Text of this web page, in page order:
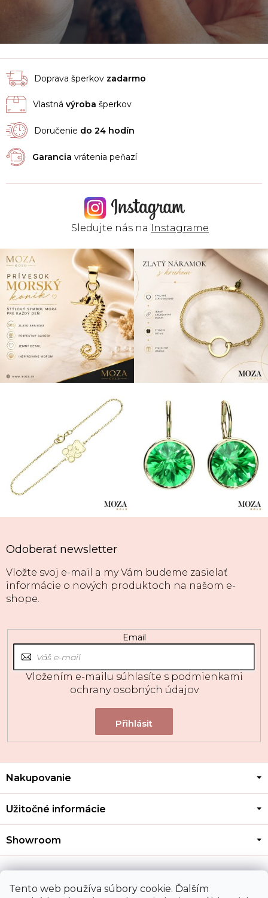
Tento web používa súbory cookie. Ďalším
Doprava šperkov zadarmo
Vlastná výroba šperkov
Doručenie do 24 hodín
Garancia vrátenia peňazí
Sledujte nás na Instagrame
Odoberať newsletter
Vložte svoj e-mail a my Vám budeme zasielať
informácie o nových produktoch na našom e-
shope.
Email
Vložením e-mailu súhlasíte s podmienkami
ochrany osobných údajov
Z
p
t
Nakupovanie
Užitočné informácie
Showroom
Kontakt